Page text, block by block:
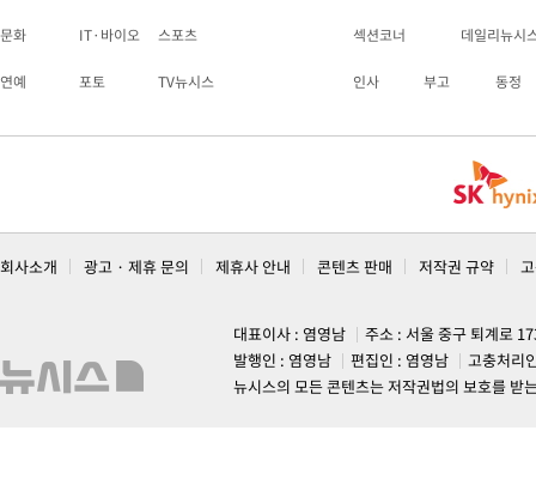
문화 IT·바이오 스포츠
연예 포토 TV뉴시스
섹션코너 데일리뉴시
인사 부고 동정
회사소개 광고 · 제휴 문의 제휴사 안내 콘텐츠 판매 저작권 규약
대표이사 : 염영남
주소 : 서울 중구 퇴계로
발행인 : 염영남
편집인 : 염영남
고충처리
뉴시스의 모든 콘텐츠는 저작권법의 보호를